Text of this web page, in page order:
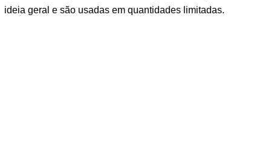
ideia geral e são usadas em quantidades limitadas.